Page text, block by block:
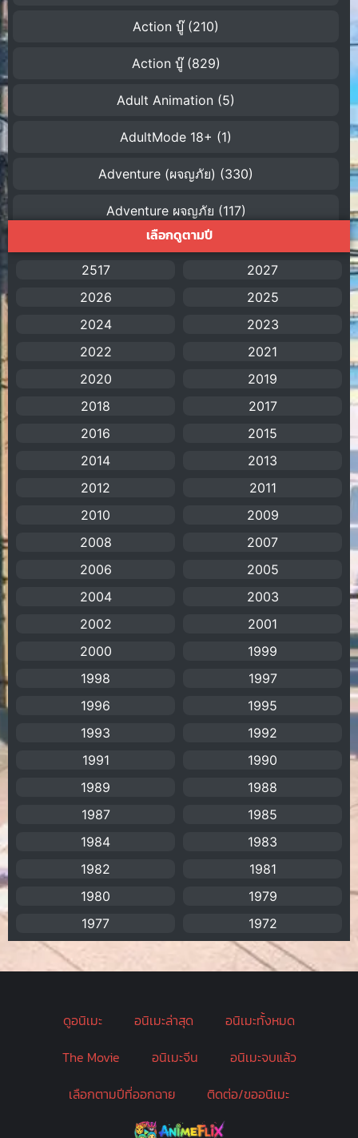
Action บู๊(210)
Action บู๊(829)
Adult Animation (5)
AdultMode 18+ (1)
Adventure (ผจญภัย) (330)
Adventure ผจญภัย (117)
(1)
Animation การ์ตูน
Animation แอนิเมชั่น
boys love
Censored (เซ็นเซอร์) (19)
CG Animation (2)
Childhood(1)
เลือกดูตามปี
2517
2027
2026
2025
2024
2023
2022
2021
2020
2019
2018
2017
2016
2015
2014
2013
2012
2011
2010
2009
2008
2007
2006
2005
2004
2003
2002
2001
2000
1999
1998
1997
1996
1995
1993
1992
1991
1990
1989
1988
1987
1985
1984
1983
1982
1981
1980
1979
1977
1972
ดูอนิเมะ อนิเมะล่าสุด
อนิเมะทั้งหมด
The Movie
อนิเมะจีน
อนิเมะจบแล้ว
เลือกตามปีที่ออกฉาย
ติดต่อ/ขออนิเมะ